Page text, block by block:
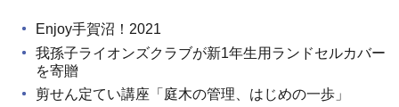
Enjoy手賀沼！2021
我孫子ライオンズクラブが新1年生用ランドセルカバー
を寄贈
剪せん定てい講座「庭木の管理、はじめの一歩」